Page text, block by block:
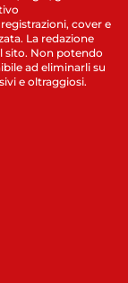
cover e
La redazione
sito. Non potendo
ad eliminarli su
e oltraggiosi.